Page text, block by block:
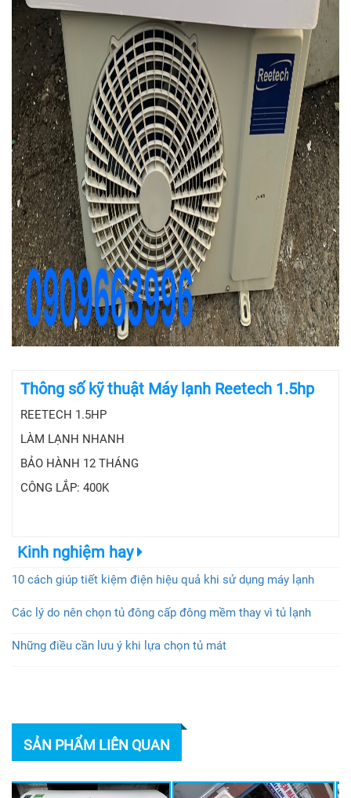
Thông số kỹ thuật Máy lạnh Reetech 1.5hp
REETECH 1.5HP
LÀM LẠNH NHANH
BẢO HÀNH 12 THÁNG
CÔNG LẮP: 400K
Kinh nghiệm hay
10 cách giúp tiết kiệm điện hiệu quả khi sử dụng máy lạnh
Các lý do nên chọn tủ đông cấp đông mềm thay vì tủ lạnh
Những điều cần lưu ý khi lựa chọn tủ mát
SẢN PHẨM LIÊN QUAN